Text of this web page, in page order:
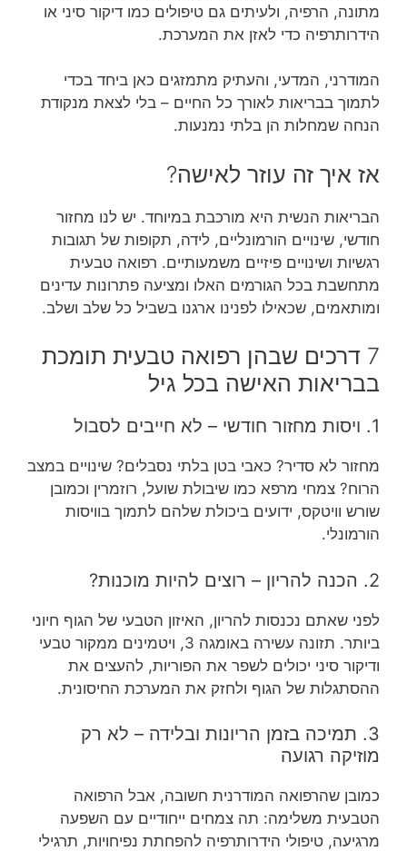
מתונה, הרפיה, ולעיתים גם טיפולים כמו דיקור סיני או
הידרותרפיה כדי לאזן את המערכת.
המודרני, המדעי, והעתיק מתמזגים כאן ביחד בכדי
לתמוך בבריאות לאורך כל החיים – בלי לצאת מנקודת
הנחה שמחלות הן בלתי נמנעות.
אז איך זה עוזר לאישה?
הבריאות הנשית היא מורכבת במיוחד. יש לנו מחזור
חודשי, שינויים הורמונליים, לידה, תקופות של תגובות
רגשיות ושינויים פיזיים משמעותיים. רפואה טבעית
מתחשבת בכל הגורמים האלו ומציעה פתרונות עדינים
ומותאמים, שכאילו לפנינו ארגנו בשביל כל שלב ושלב.
7 דרכים שבהן רפואה טבעית תומכת
בבריאות האישה בכל גיל
1. ויסות מחזור חודשי – לא חייבים לסבול
מחזור לא סדיר? כאבי בטן בלתי נסבלים? שינויים במצב
הרוח? צמחי מרפא כמו שיבולת שועל, רוזמרין וכמובן
שורש וויטקס, ידועים ביכולת שלהם לתמוך בוויסות
הורמונלי.
2. הכנה להריון – רוצים להיות מוכנות?
לפני שאתם נכנסות להריון, האיזון הטבעי של הגוף חיוני
ביותר. תזונה עשירה באומגה 3, ויטמינים ממקור טבעי
ודיקור סיני יכולים לשפר את הפוריות, להעצים את
ההסתגלות של הגוף ולחזק את המערכת החיסונית.
3. תמיכה בזמן הריונות ובלידה – לא רק
מוזיקה רגועה
כמובן שהרפואה המודרנית חשובה, אבל הרפואה
הטבעית משלימה: תה צמחים ייחודיים עם השפעה
מרגיעה, טיפולי הידרותרפיה להפחתת נפיחויות, תרגילי